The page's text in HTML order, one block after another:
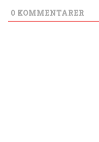
0 KOMMENTARER